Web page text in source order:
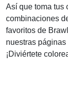
Así que toma tus
combinaciones
favoritos de
nuestras
¡Diviértete